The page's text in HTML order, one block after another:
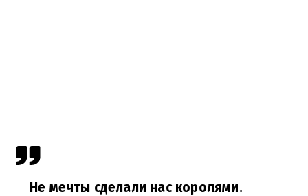
Не мечты сделали нас королями.